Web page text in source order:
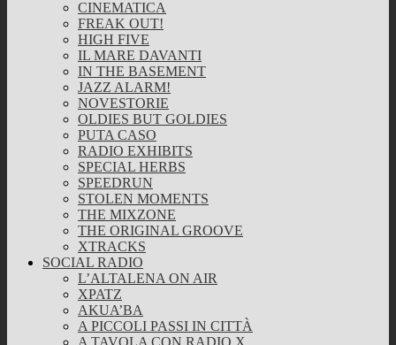
CINEMATICA
FREAK OUT!
HIGH FIVE
IL MARE DAVANTI
IN THE BASEMENT
JAZZ ALARM!
NOVESTORIE
OLDIES BUT GOLDIES
PUTA CASO
RADIO EXHIBITS
SPECIAL HERBS
SPEEDRUN
STOLEN MOMENTS
THE MIXZONE
THE ORIGINAL GROOVE
XTRACKS
SOCIAL RADIO
L’ALTALENA ON AIR
XPATZ
AKUA’BA
A PICCOLI PASSI IN CITTÀ
A TAVOLA CON RADIO X